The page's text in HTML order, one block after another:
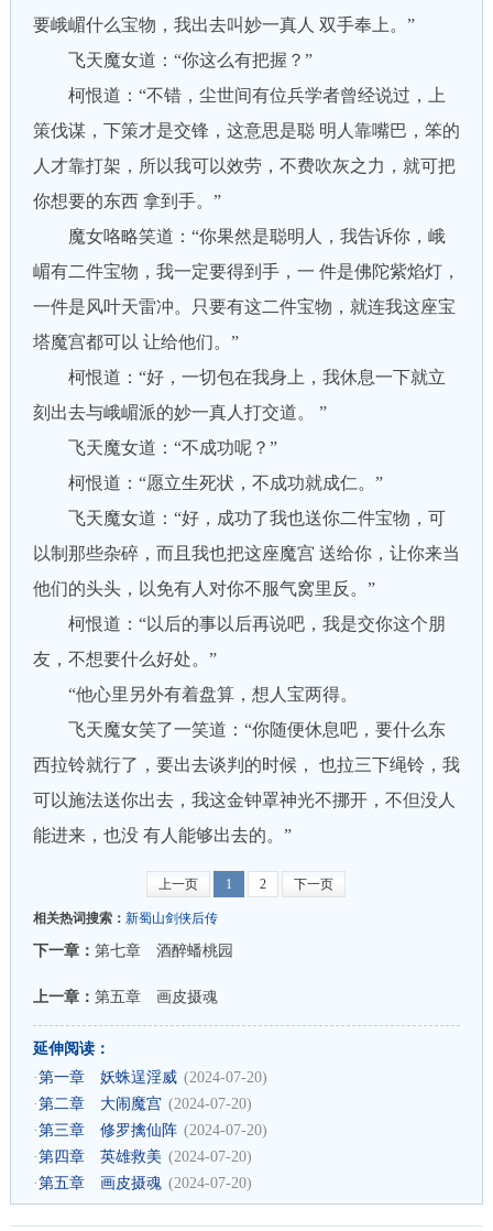
要峨嵋什么宝物，我出去叫妙一真人 双手奉上。”
飞天魔女道：“你这么有把握？”
柯恨道：“不错，尘世间有位兵学者曾经说过，上
策伐谋，下策才是交锋，这意思是聪 明人靠嘴巴，笨的
人才靠打架，所以我可以效劳，不费吹灰之力，就可把
你想要的东西 拿到手。”
魔女咯略笑道：“你果然是聪明人，我告诉你，峨
嵋有二件宝物，我一定要得到手，一 件是佛陀紫焰灯，
一件是风叶天雷冲。只要有这二件宝物，就连我这座宝
塔魔宫都可以 让给他们。”
柯恨道：“好，一切包在我身上，我休息一下就立
刻出去与峨嵋派的妙一真人打交道。 ”
飞天魔女道：“不成功呢？”
柯恨道：“愿立生死状，不成功就成仁。”
飞天魔女道：“好，成功了我也送你二件宝物，可
以制那些杂碎，而且我也把这座魔宫 送给你，让你来当
他们的头头，以免有人对你不服气窝里反。”
柯恨道：“以后的事以后再说吧，我是交你这个朋
友，不想要什么好处。”
“他心里另外有着盘算，想人宝两得。
飞天魔女笑了一笑道：“你随便休息吧，要什么东
西拉铃就行了，要出去谈判的时候， 也拉三下绳铃，我
可以施法送你出去，我这金钟罩神光不挪开，不但没人
能进来，也没 有人能够出去的。”
上一页 1 2 下一页
相关热词搜索： 新蜀山剑侠后传
下一章： 第七章 酒醉蟠桃园
上一章： 第五章 画皮摄魂
延伸阅读：
·第一章 妖蛛逞淫威 (2024-07-20)
·第二章 大闹魔宫 (2024-07-20)
·第三章 修罗擒仙阵 (2024-07-20)
·第四章 英雄救美 (2024-07-20)
·第五章 画皮摄魂 (2024-07-20)